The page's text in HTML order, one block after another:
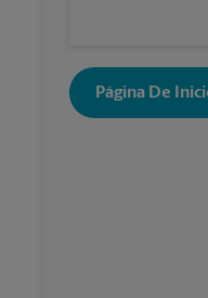
Página De